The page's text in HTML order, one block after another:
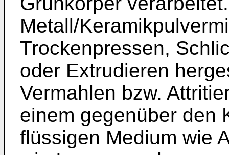
Metall/
Trockenpressen,
oder Extrudieren
Vermahlen bzw.
einem gegenüber den
flüssigen Medium wie